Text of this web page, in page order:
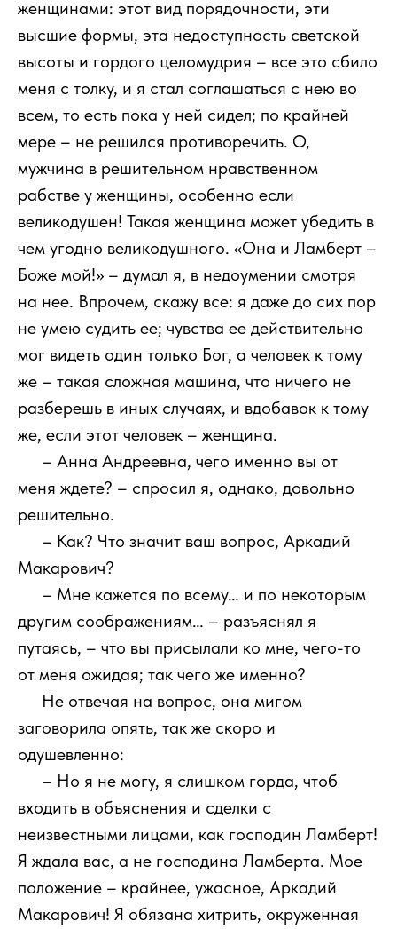
женщинами: этот вид порядочности, эти
высшие формы, эта недоступность светской
высоты и гордого целомудрия – все это сбило
меня с толку, и я стал соглашаться с нею во
всем, то есть пока у ней сидел; по крайней
мере – не решился противоречить. О,
мужчина в решительном нравственном
рабстве у женщины, особенно если
великодушен! Такая женщина может убедить в
чем угодно великодушного. «Она и Ламберт –
Боже мой!» – думал я, в недоумении смотря
на нее. Впрочем, скажу все: я даже до сих пор
не умею судить ее; чувства ее действительно
мог видеть один только Бог, а человек к тому
же – такая сложная машина, что ничего не
разберешь в иных случаях, и вдобавок к тому
же, если этот человек – женщина.
– Анна Андреевна, чего именно вы от
меня ждете? – спросил я, однако, довольно
решительно.
– Как? Что значит ваш вопрос, Аркадий
Макарович?
– Мне кажется по всему… и по некоторым
другим соображениям… – разъяснял я
путаясь, – что вы присылали ко мне, чего-то
от меня ожидая; так чего же именно?
Не отвечая на вопрос, она мигом
заговорила опять, так же скоро и
одушевленно:
– Но я не могу, я слишком горда, чтоб
входить в объяснения и сделки с
неизвестными лицами, как господин Ламберт!
Я ждала вас, а не господина Ламберта. Мое
положение – крайнее, ужасное, Аркадий
Макарович! Я обязана хитрить, окруженная